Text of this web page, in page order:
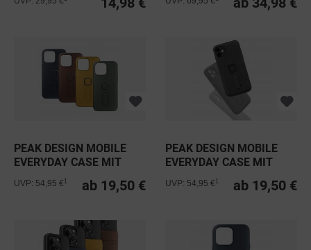
PEAK DESIGN MOBILE
EVERYDAY CASE MIT
LOOP FÜR...
ab 19,50 €
UVP: 54,95 €
PEAK DESIGN MOBILE
EVERYDAY CASE MIT
LOOP FÜR...
ab 19,50 €
UVP: 54,95 €